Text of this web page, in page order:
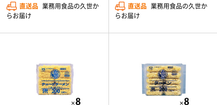
直送品 業務用食品の久世か
らお届け
直送品 業務用食品の久世か
らお届け